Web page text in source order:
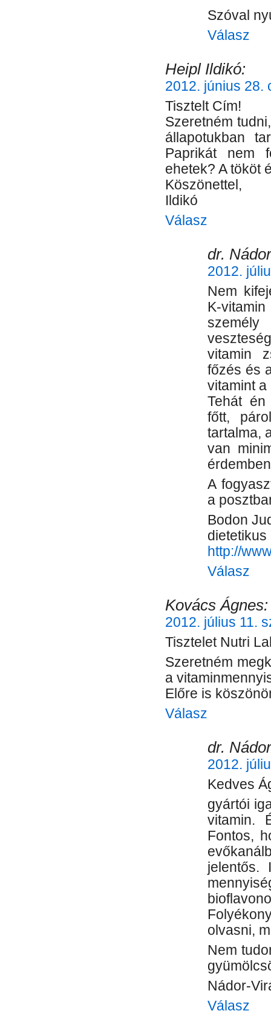
Szóval
Válasz
Heipl Ildikó:
2012. június 28.
Tisztelt Cím!
Szeretném
állapotukban
Paprikát nem
ehetek? A tököt
Köszönettel,
Ildikó
Válasz
dr.
2012.
Nem
K-
vitamin
főzés és
vitamint
Tehát
főtt,
tartalma,
van
A
a
Bodon
dietetikus
http://
Válasz
Kovács Ágnes:
2012. július 11.
Tisztelet Nutri
Szeretném
a
Előre is
Válasz
dr.
2012.
Kedves
gyártói
vitamin.
Fontos,
jelentős.
olvasni,
Nem
Nádor-
Válasz